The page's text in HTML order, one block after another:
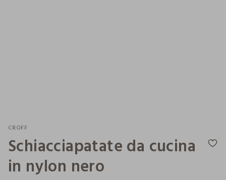
CROFF
Schiacciapatate da cucina
in nylon nero